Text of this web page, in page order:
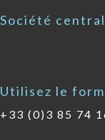
Société
Utilisez le
+33 (0)3 85 74